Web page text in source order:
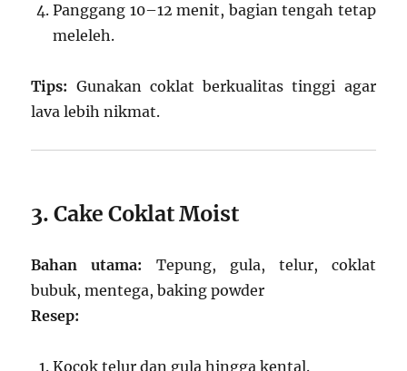
Panggang 10–12 menit, bagian tengah tetap
meleleh.
Tips: Gunakan coklat berkualitas tinggi agar
lava lebih nikmat.
3. Cake Coklat Moist
Bahan utama: Tepung, gula, telur, coklat
bubuk, mentega, baking powder
Resep:
Kocok telur dan gula hingga kental.